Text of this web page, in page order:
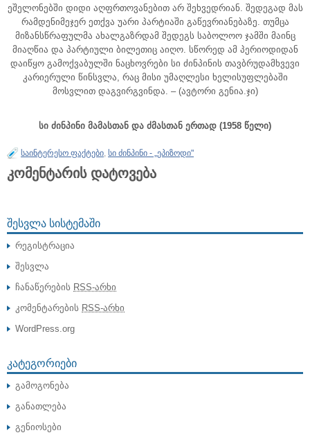
ეშელონებში დიდი აღფრთოვანებით არ შეხვედრიან. შედეგად მას
რამდენიმეჯერ ეთქვა უარი პარტიაში გაწევრიანებაზე. თუმცა
მიზანსწრაფულმა ახალგაზრდამ შედეგს საბოლოო ჯამში მაინც
მიაღწია და პარტიული ბილეთიც აიღო. სწორედ ამ პერიოდიდან
დაიწყო გამოქვაბულში ნაცხოვრები სი ძინპინის თავბრუდამხვევი
კარიერული წინსვლა, რაც მისი უმაღლესი ხელისუფლებაში
მოსვლით დაგვირგვინდა. – (ავტორი გენია.ჯი)
სი ძინპინი მამასთან და ძმასთან ერთად (1958 წელი)
საინტერესო ფაქტები, სი ძინპინი - „ეპიზოდი"
კომენტარის დატოვება
ᲨᲔᲡᲕᲚᲐ ᲡᲘᲡᲢᲔᲛᲐᲨᲘ
რეგისტრაცია
შესვლა
ჩანაწერების RSS-არხი
კომენტარების RSS-არხი
WordPress.org
ᲙᲐᲢᲔᲒᲝᲠᲘᲔᲑᲘ
გამოგონება
განათლება
გენიოსები